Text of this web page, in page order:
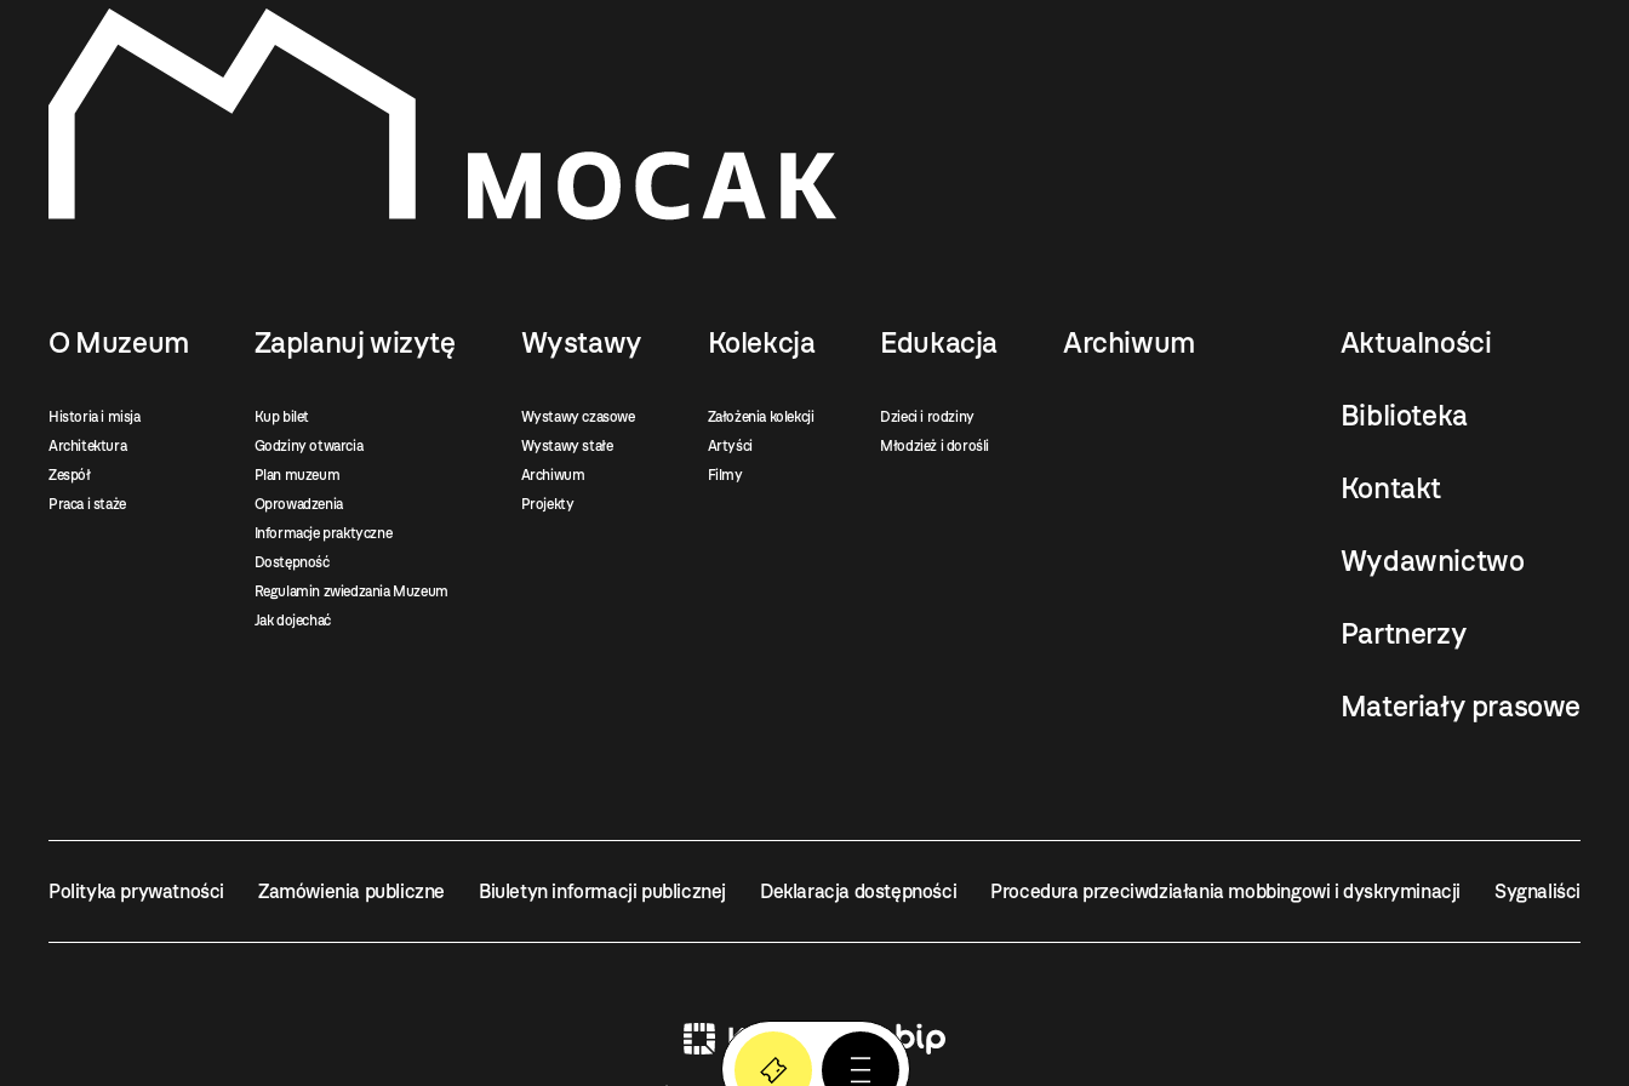
O Muzeum
Historia i misja
Architektura
Zespół
Praca i staże
Zaplanuj wizytę
Kup bilet
Godziny otwarcia
Plan muzeum
Oprowadzenia
Informacje praktyczne
Dostępność
Regulamin zwiedzania Muzeum
Jak dojechać
Wystawy
Wystawy czasowe
Wystawy stałe
Archiwum
Projekty
Kolekcja
Założenia kolekcji
Artyści
Filmy
Edukacja
Dzieci i rodziny
Młodzież i dorośli
Archiwum Aktualności
Biblioteka
Kontakt
Wydawnictwo
Partnerzy
Materiały prasowe
Polityka prywatności Zamówienia publiczne Biuletyn informacji publicznej Deklaracja dostępności Procedura przeciwdziałania mobbingowi i dyskryminacji Sygnaliści